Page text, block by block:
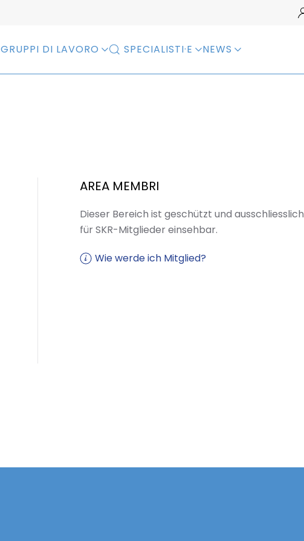
GRUPPI DI LAVORO SPECIALISTI·E NEWS
AREA MEMBRI
Dieser Bereich ist geschützt und ausschliesslich
für SKR-Mitglieder einsehbar.
Wie werde ich Mitglied?